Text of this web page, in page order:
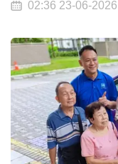
02:36 23-06-2026